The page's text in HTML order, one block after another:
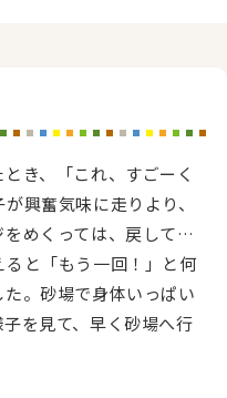
き、「これ、すごーく
興奮気味に走りより、
をめくっては、戻して…
と「もう一回！」と何
。砂場で身体いっぱい
を見て、早く砂場へ行